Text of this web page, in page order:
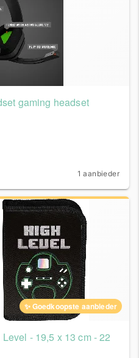
gaming headset
1 aanbieder
✨ Goedkoopste aanbieder
- 19,5 x 13 cm - 22